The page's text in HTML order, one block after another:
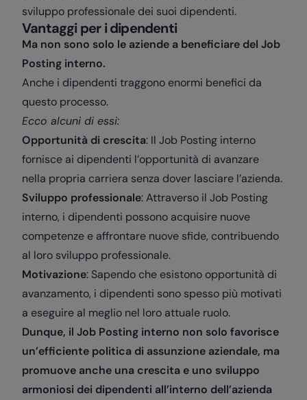
sviluppo professionale dei suoi dipendenti.
Vantaggi per i dipendenti
Ma non sono solo le aziende a beneficiare del Job
Posting interno.
Anche i dipendenti traggono enormi benefici da
questo processo.
Ecco alcuni di essi:
Opportunità di crescita: Il Job Posting interno
fornisce ai dipendenti l’opportunità di avanzare
nella propria carriera senza dover lasciare l’azienda.
Sviluppo professionale: Attraverso il Job Posting
interno, i dipendenti possono acquisire nuove
competenze e affrontare nuove sfide, contribuendo
al loro sviluppo professionale.
Motivazione: Sapendo che esistono opportunità di
avanzamento, i dipendenti sono spesso più motivati
a eseguire al meglio nel loro attuale ruolo.
Dunque, il Job Posting interno non solo favorisce
un’efficiente politica di assunzione aziendale, ma
promuove anche una crescita e uno sviluppo
armoniosi dei dipendenti all’interno dell’azienda